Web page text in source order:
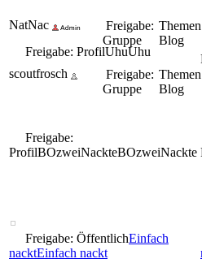
Freigabe: ProfilUhuUhu
Freigabe:
ProfilBOzweiNackteBOzweiNackte
Freigabe: ÖffentlichEinfach
nacktEinfach nackt
NatNac
Freigabe:
Gruppe
Themen
Blog
scoutfrosch
Freigabe:
Gruppe
Themen
Blog